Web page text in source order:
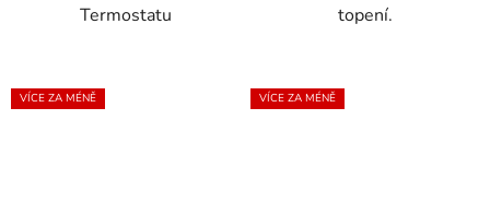
Termostatu
topení.
VÍCE ZA MÉNĚ VÍCE ZA MÉNĚ